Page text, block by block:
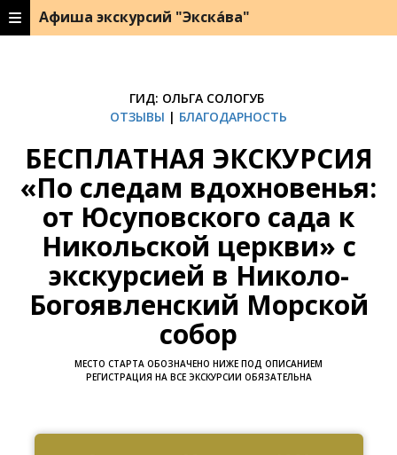
Афиша экскурсий "Экска́ва"
ГИД: ОЛЬГА СОЛОГУБ
ОТЗЫВЫ | БЛАГОДАРНОСТЬ
БЕСПЛАТНАЯ ЭКСКУРСИЯ
«По следам вдохновенья:
от Юсуповского сада к
Никольской церкви» с
экскурсией в Николо-
Богоявленский Морской
собор
МЕСТО СТАРТА ОБОЗНАЧЕНО НИЖЕ ПОД ОПИСАНИЕМ
РЕГИСТРАЦИЯ НА ВСЕ ЭКСКУРСИИ ОБЯЗАТЕЛЬНА
Ссылка на это место страницы:#zapis